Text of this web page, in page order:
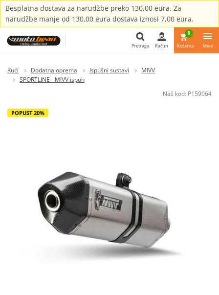
Besplatna dostava za narudžbe preko 130,00 eura. Za
narudžbe manje od 130,00 eura dostava iznosi 7,00 eura.
Pretraga Račun
0
Košarica Meni
Kući Dodatna oprema Ispušni sustavi
MIVV
SPORTLINE - MIVV ispuh
Naš kod: P159064
POPUST 20%